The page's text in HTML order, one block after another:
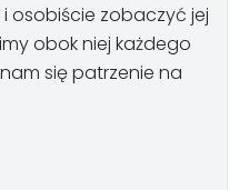
osobiście zobaczyć jej
obok niej każdego
się patrzenie na